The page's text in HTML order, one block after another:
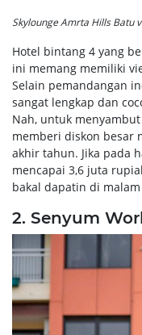
Skylounge Amrta Hills Batu
Hotel bintang 4 yang
ini memang memiliki
Selain pemandangan
sangat lengkap dan
Nah, untuk menyambut
memberi diskon besar
akhir tahun. Jika pada
mencapai 3,6 juta
bakal dapatin di
2. Senyum